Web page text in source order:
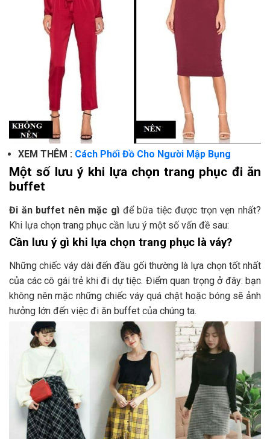
XEM THÊM : Cách Phối Đồ Cho Người Mập Bụng
Một số lưu ý khi lựa chọn trang phục đi ăn
buffet
Đi ăn buffet nên mặc gì để bữa tiệc được trọn vẹn nhất?
Khi lựa chọn trang phục cần lưu ý một số vấn đề sau:
Cần lưu ý gì khi lựa chọn trang phục là váy?
Những chiếc váy dài đến đầu gối thường là lựa chọn tốt nhất
của các cô gái trẻ khi đi dự tiệc. Điểm quan trọng ở đây: bạn
không nên mặc những chiếc váy quá chật hoặc bóng sẽ ảnh
hưởng lớn đến việc đi ăn buffet của chúng ta.